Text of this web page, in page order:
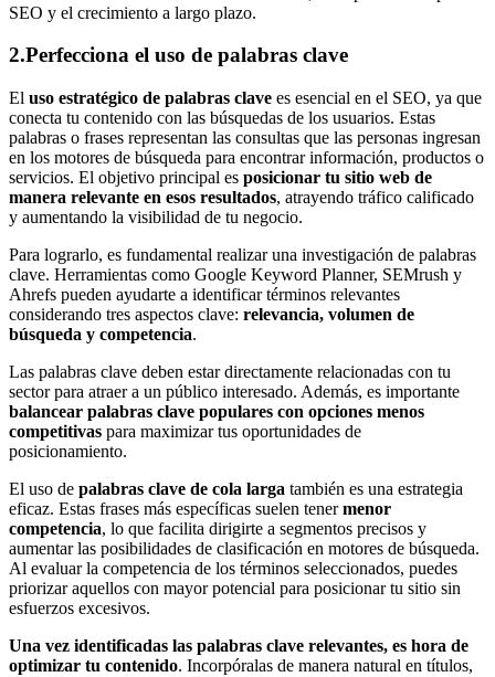
SEO y el crecimiento a largo plazo.
2.Perfecciona el uso de palabras clave
El uso estratégico de palabras clave es esencial en el SEO, ya que
conecta tu contenido con las búsquedas de los usuarios. Estas
palabras o frases representan las consultas que las personas ingresan
en los motores de búsqueda para encontrar información, productos o
servicios. El objetivo principal es posicionar tu sitio web de
manera relevante en esos resultados, atrayendo tráfico calificado
y aumentando la visibilidad de tu negocio.
Para lograrlo, es fundamental realizar una investigación de palabras
clave. Herramientas como Google Keyword Planner, SEMrush y
Ahrefs pueden ayudarte a identificar términos relevantes
considerando tres aspectos clave: relevancia, volumen de
búsqueda y competencia.
Las palabras clave deben estar directamente relacionadas con tu
sector para atraer a un público interesado. Además, es importante
balancear palabras clave populares con opciones menos
competitivas para maximizar tus oportunidades de
posicionamiento.
El uso de palabras clave de cola larga también es una estrategia
eficaz. Estas frases más específicas suelen tenermenor
competencia, lo que facilita dirigirte a segmentos precisos y
aumentar las posibilidades de clasificación en motores de búsqueda.
Al evaluar la competencia de los términos seleccionados, puedes
priorizar aquellos con mayor potencial para posicionar tu sitio sin
esfuerzos excesivos.
Una vez identificadas las palabras clave relevantes, es hora de
optimizar tu contenido. Incorpóralas de manera natural en títulos,